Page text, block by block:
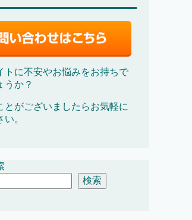
トに不安やお悩みをお持ちで
うか？
とがございましたらお気軽に
。
検索